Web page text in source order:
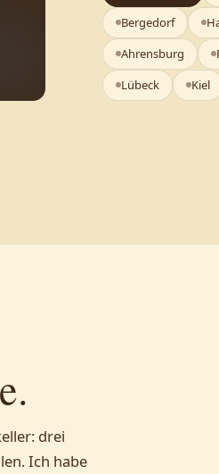
Bergedorf
Ahrensburg
Lübeck
Kiel
drei
Ich habe